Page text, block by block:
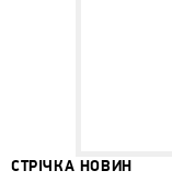
СТРІЧКА НОВИН